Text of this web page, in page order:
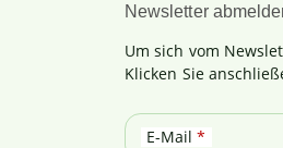
Newsletter
Um sich vom
Klicken Sie
E-Mail